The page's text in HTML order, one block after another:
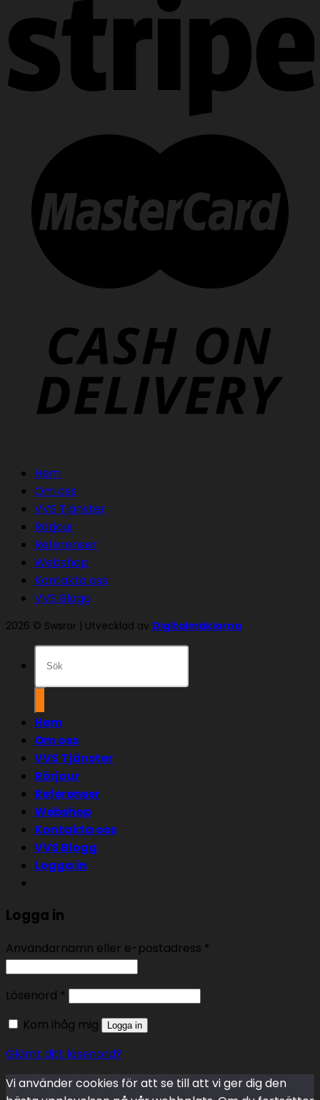
Hem
Om oss
VVS Tjänster
Rörjour
Referenser
Webshop
Kontakta oss
VVS Blogg
2026 © Swsror | Utvecklad av Digitalmäklarna
Sök
efter:
Hem
Om oss
VVS Tjänster
Rörjour
Referenser
Webshop
Kontakta oss
VVS Blogg
Logga in
Logga in
Användarnamn eller e-postadress *
Lösenord *
Kom ihåg mig
Logga in
Glömt ditt lösenord?
Vi använder cookies för att se till att vi ger dig den